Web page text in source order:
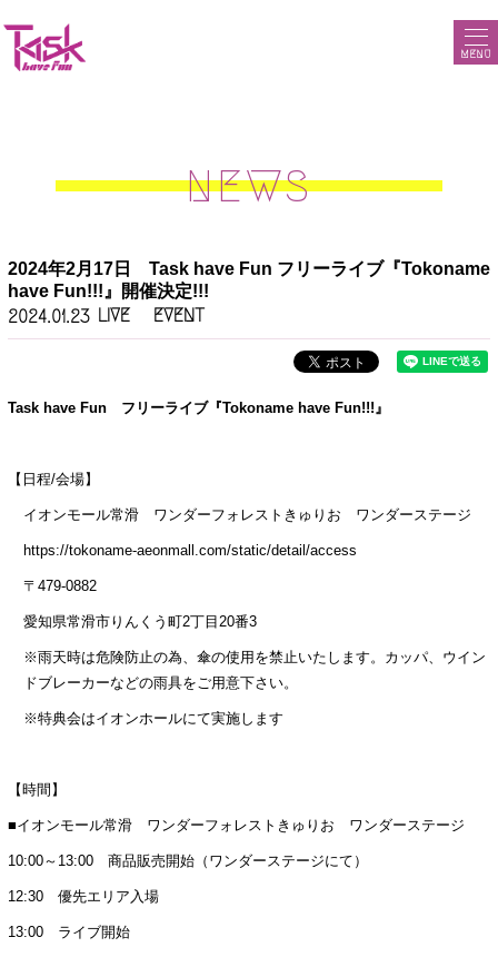
MENU
NEWS
2024年2月17日 Task have Fun フリーライブ『Tokoname
have Fun!!!』開催決定!!!
2024.01.23 LIVE EVENT
Task have Fun フリーライブ『Tokoname have Fun!!!』
【日程/会場】
イオンモール常滑 ワンダーフォレストきゅりお ワンダーステージ
https://tokoname-aeonmall.com/static/detail/access
〒479-0882
愛知県常滑市りんくう町2丁目20番3
※雨天時は危険防止の為、傘の使用を禁止いたします。カッパ、ウイン
ドブレーカーなどの雨具をご用意下さい。
※特典会はイオンホールにて実施します
【時間】
■イオンモール常滑 ワンダーフォレストきゅりお ワンダーステージ
10:00～13:00 商品販売開始（ワンダーステージにて）
12:30 優先エリア入場
13:00 ライブ開始